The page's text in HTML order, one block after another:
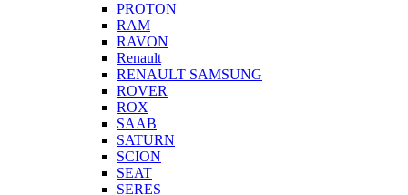
PROTON
RAM
RAVON
Renault
RENAULT SAMSUNG
ROVER
ROX
SAAB
SATURN
SCION
SEAT
SERES